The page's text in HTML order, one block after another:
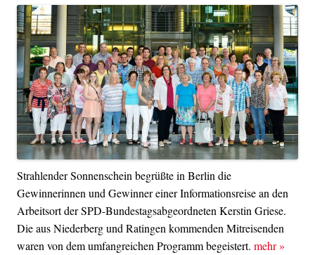
Strahlender Sonnenschein begrüßte in Berlin die
Gewinnerinnen und Gewinner einer Informationsreise an den
Arbeitsort der SPD-Bundestagsabgeordneten Kerstin Griese.
Die aus Niederberg und Ratingen kommenden Mitreisenden
waren von dem umfangreichen Programm begeistert. mehr»